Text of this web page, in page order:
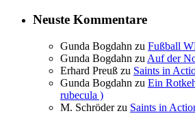
Neuste Kommentare
Gunda Bogdahn zu Fußball
Gunda Bogdahn zu Auf der
Erhard Preuß zu Saints in
Gunda Bogdahn zu Ein
rubecula )
M. Schröderzu Saints in